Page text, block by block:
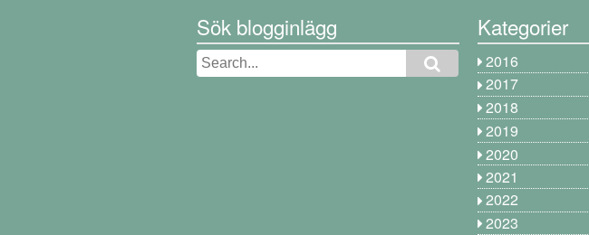
Sök blogginlägg Kategorier
2016
2017
2018
2019
2020
2021
2022
2023